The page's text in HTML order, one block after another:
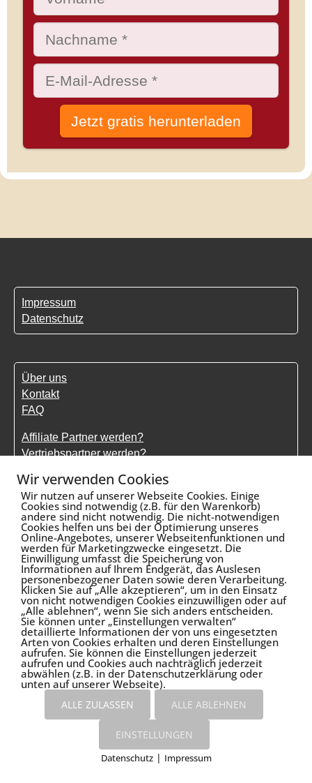
Impressum
Datenschutz
Über uns
Kontakt
FAQ
Affiliate Partner werden?
Vertriebspartner werden?
Magnetfelder
Vasomotion
Medizinische Studien
Wissenschaftliche Publikationen
Anwendung in der Medizin
Doppelblindstudie Gonarthrose
kostenlose Lieferung
Wir verwenden Cookies
Wir nutzen auf unserer Webseite Cookies. Einige
Cookies sind notwendig (z.B. für den Warenkorb)
andere sind nicht notwendig. Die nicht-notwendigen
Cookies helfen uns bei der Optimierung unseres
Online-Angebotes, unserer Webseitenfunktionen und
werden für Marketingzwecke eingesetzt. Die
Einwilligung umfasst die Speicherung von
Informationen auf Ihrem Endgerät, das Auslesen
personenbezogener Daten sowie deren Verarbeitung.
Klicken Sie auf „Alle akzeptieren“, um in den Einsatz
von nicht notwendigen Cookies einzuwilligen oder auf
„Alle ablehnen“, wenn Sie sich anders entscheiden.
Sie können unter „Einstellungen verwalten“
detaillierte Informationen der von uns eingesetzten
Arten von Cookies erhalten und deren Einstellungen
aufrufen. Sie können die Einstellungen jederzeit
aufrufen und Cookies auch nachträglich jederzeit
abwählen (z.B. in der Datenschutzerklärung oder
unten auf unserer Webseite).
ALLE ZULASSEN ALLE ABLEHNEN
EINSTELLUNGEN
Datenschutz| Impressum